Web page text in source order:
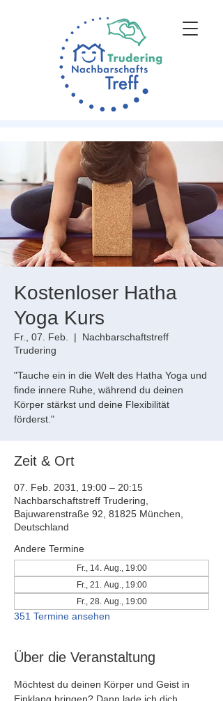
Kostenloser Hatha
Yoga Kurs
Fr., 07. Feb.
  |
Nachbarschaftstreff
Trudering
"Tauche ein in die Welt des Hatha Yoga und
finde innere Ruhe, während du deinen
Körper stärkst und deine Flexibilität
förderst."
Zeit & Ort
07. Feb. 2031, 19:00 – 20:15
Nachbarschaftstreff Trudering,
Bajuwarenstraße 92, 81825 München,
Deutschland
Andere Termine
Fr., 14. Aug., 19:00
Fr., 21. Aug., 19:00
Fr., 28. Aug., 19:00
351 Termine ansehen
Über die Veranstaltung
Möchtest du deinen Körper und Geist in